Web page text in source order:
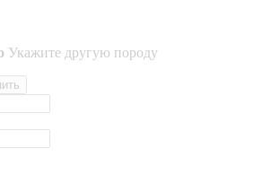
Укажите другую породу